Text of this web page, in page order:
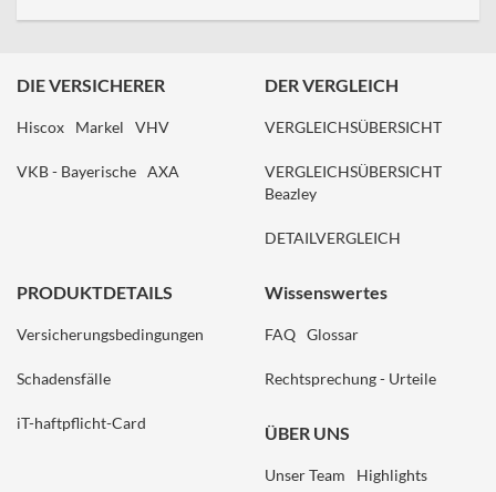
DIE VERSICHERER
Hiscox Markel VHV
VKB - Bayerische AXA
DER VERGLEICH
VERGLEICHSÜBERSICHT
VERGLEICHSÜBERSICHT
Beazley
DETAILVERGLEICH
PRODUKTDETAILS
Versicherungsbedingungen
Schadensfälle
iT-haftpflicht-Card
Wissenswertes
FAQ Glossar
Rechtsprechung - Urteile
ÜBER UNS
Unser Team Highlights